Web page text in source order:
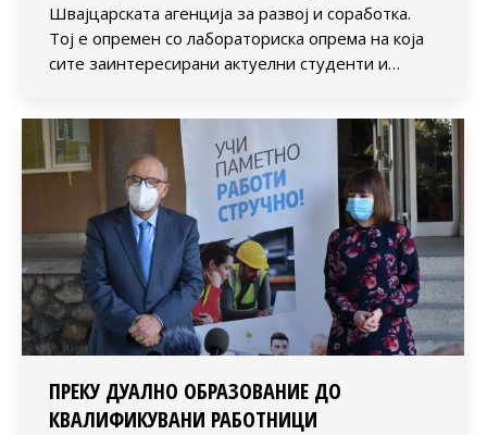
Швајцарската агенција за развој и соработка.
Тој е опремен со лабораториска опрема на која
сите заинтересирани актуелни студенти и…
ПРЕКУ ДУАЛНО ОБРАЗОВАНИЕ ДО
КВАЛИФИКУВАНИ РАБОТНИЦИ